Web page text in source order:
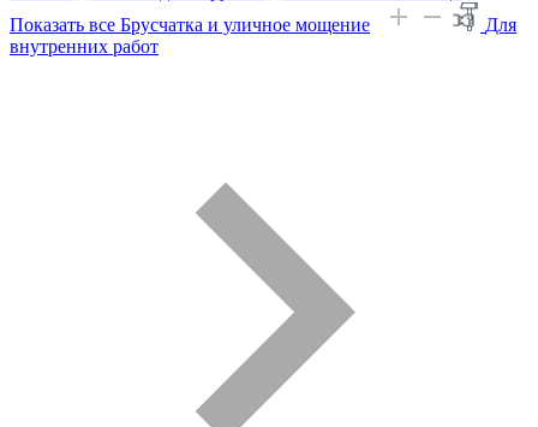
Показать все Брусчатка и уличное мощение
Для
внутренних работ